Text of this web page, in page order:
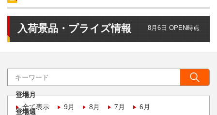
入荷景品・プライズ情報 8月6日 OPEN時点
登場月
全て表示
9月 8月 7月 6月
登場週